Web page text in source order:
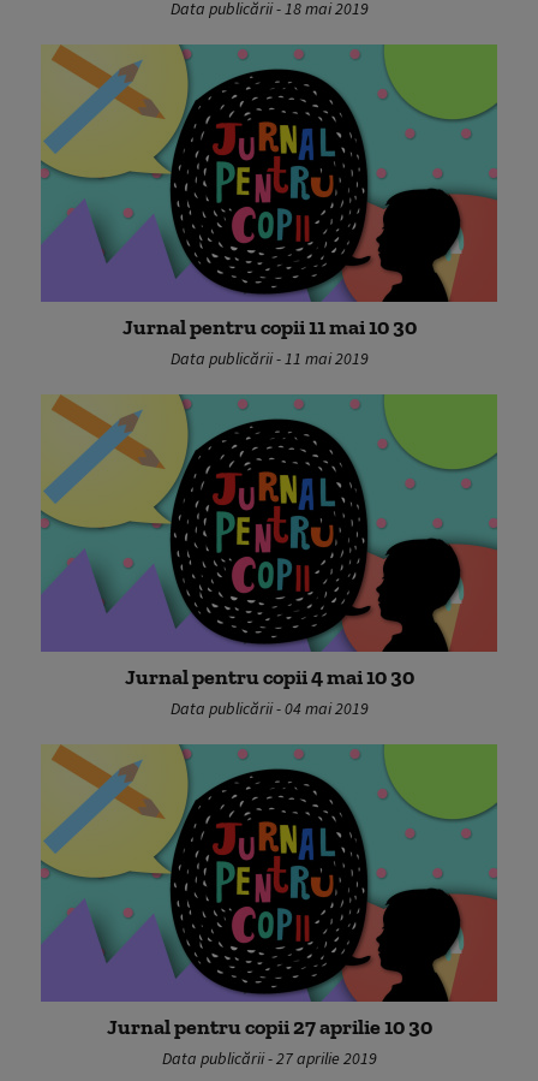
Data publicării - 18 mai 2019
Jurnal pentru copii 11 mai 10 30
Data publicării - 11 mai 2019
Jurnal pentru copii 4 mai 10 30
Data publicării - 04 mai 2019
Jurnal pentru copii 27 aprilie 10 30
Data publicării - 27 aprilie 2019